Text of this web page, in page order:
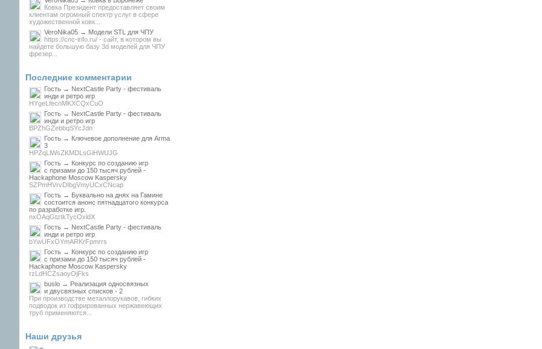
Ковка Президент предоставляет своим
клиентам огромный спектр услуг в сфере
художественной ковк...
VeroNika05 → Модели STL для ЧПУ
https://cnc-info.ru/ - сайт, в котором вы
найдете большую базу 3d моделей для ЧПУ
фрезер...
Последние комментарии
Гость → NextCastle Party - фестиваль
инди и ретро игр
HYgeLfecnMKXCQxCuO
Гость → NextCastle Party - фестиваль
инди и ретро игр
BPZhGZebbqSYcJdn
Гость → Ключевое дополнение для Arma
3
HPZqLlWsZKMDLsGiHWUJG
Гость → Конкурс по созданию игр
с призами до 150 тысяч рублей -
Hackaphone Moscow Kaspersky
SZPmHVrvDIbgVmyUCxCNcap
Гость → Буквально на днях на Гамине
состоится анонс пятнадцатого конкурса
по разработке игр.
nxOAqGtztkTycOxldX
Гость → NextCastle Party - фестиваль
инди и ретро игр
bYwUFxOYmARKrFpmrrs
Гость → Конкурс по созданию игр
с призами до 150 тысяч рублей -
Hackaphone Moscow Kaspersky
rzLdHCZsaoyOjFks
buslo → Реализация односвязных
и двусвязных списков - 2
При производстве металлорукавов, гибких
подводок из гофрированных нержавеющих
труб применяются...
Наши друзья